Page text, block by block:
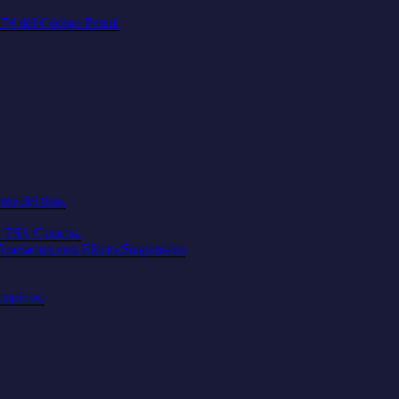
del Código Penal.
del tipo.
Caracas.
con Efecto Suspensivo